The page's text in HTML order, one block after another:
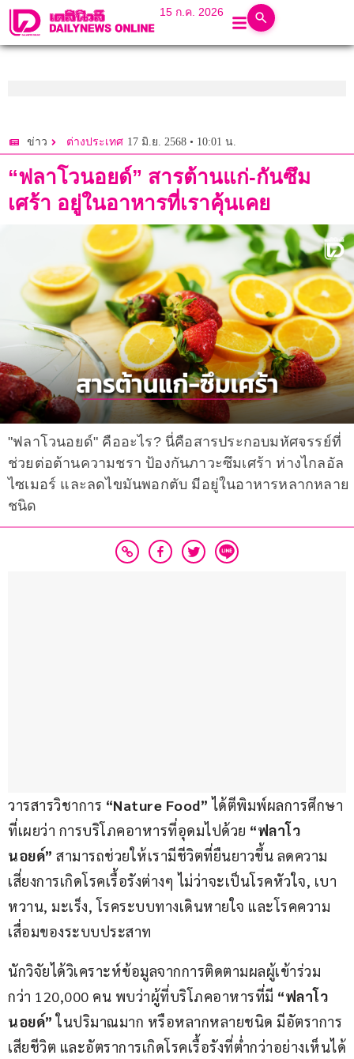
15 ก.ค. 2026
ข่าว ต่างประเทศ 17 มิ.ย. 2568 • 10:01 น.
“ฟลาโวนอยด์” สารต้านแก่-กันซึม
เศร้า อยู่ในอาหารที่เราคุ้นเคย
"ฟลาโวนอยด์" คืออะไร? นี่คือสารประกอบมหัศจรรย์ที่
ช่วยต่อต้านความชรา ป้องกันภาวะซึมเศร้า ห่างไกลอัล
ไซเมอร์ และลดไขมันพอกตับ มีอยู่ในอาหารหลากหลาย
ชนิด
วารสารวิชาการ “Nature Food” ได้ตีพิมพ์ผลการศึกษา
ที่เผยว่า การบริโภคอาหารที่อุดมไปด้วย “ฟลาโว
นอยด์” สามารถช่วยให้เรามีชีวิตที่ยืนยาวขึ้น ลดความ
เสี่ยงการเกิดโรคเรื้อรังต่างๆ ไม่ว่าจะเป็นโรคหัวใจ, เบา
หวาน, มะเร็ง, โรคระบบทางเดินหายใจ และโรคความ
เสื่อมของระบบประสาท
นักวิจัยได้วิเคราะห์ข้อมูลจากการติดตามผลผู้เข้าร่วม
กว่า 120,000 คน พบว่าผู้ที่บริโภคอาหารที่มี “ฟลาโว
นอยด์” ในปริมาณมาก หรือหลากหลายชนิด มีอัตราการ
เสียชีวิต และอัตราการเกิดโรคเรื้อรังที่ต่ำกว่าอย่างเห็นได้